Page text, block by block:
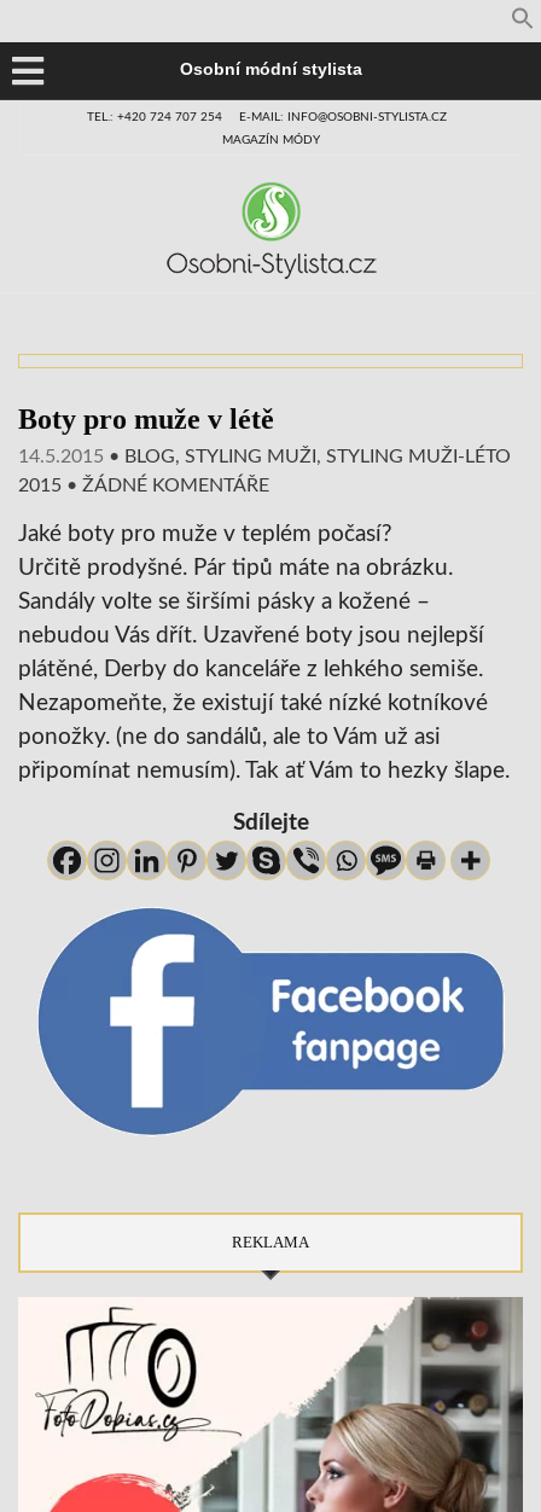
Osobní módní stylista
TEL.: +420 724 707 254
E-MAIL: INFO@OSOBNI-STYLISTA.CZ
MAGAZÍN MÓDY
Boty pro muže v létě
14.5.2015 • BLOG, STYLING MUŽI , STYLING MUŽI-LÉTO
2015 • ŽÁDNÉ KOMENTÁŘE
Jaké boty pro muže v teplém počasí?
Určitě prodyšné. Pár tipů máte na obrázku.
Sandály volte se širšími pásky a kožené –
nebudou Vás dřít. Uzavřené boty jsou nejlepší
plátěné, Derby do kanceláře z lehkého semiše.
Nezapomeňte, že existují také nízké kotníkové
ponožky. (ne do sandálů, ale to Vám už asi
připomínat nemusím). Tak ať Vám to hezky šlape.
Sdílejte
REKLAMA